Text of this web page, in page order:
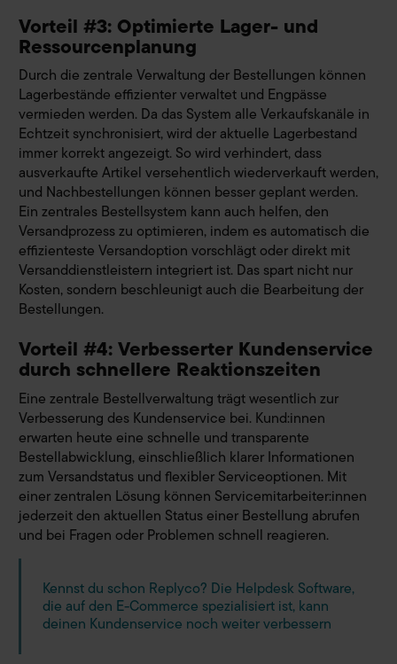
Vorteil #3: Optimierte Lager- und
Ressourcenplanung
Durch die zentrale Verwaltung der Bestellungen können
Lagerbestände effizienter verwaltet und Engpässe
vermieden werden. Da das System alle Verkaufskanäle in
Echtzeit synchronisiert, wird der aktuelle Lagerbestand
immer korrekt angezeigt. So wird verhindert, dass
ausverkaufte Artikel versehentlich wiederverkauft werden,
und Nachbestellungen können besser geplant werden.
Ein zentrales Bestellsystem kann auch helfen, den
Versandprozess zu optimieren, indem es automatisch die
effizienteste Versandoption vorschlägt oder direkt mit
Versanddienstleistern integriert ist. Das spart nicht nur
Kosten, sondern beschleunigt auch die Bearbeitung der
Bestellungen.
Vorteil #4: Verbesserter Kundenservice
durch schnellere Reaktionszeiten
Eine zentrale Bestellverwaltung trägt wesentlich zur
Verbesserung des Kundenservice bei. Kund:innen
erwarten heute eine schnelle und transparente
Bestellabwicklung, einschließlich klarer Informationen
zum Versandstatus und flexibler Serviceoptionen. Mit
einer zentralen Lösung können Servicemitarbeiter:innen
jederzeit den aktuellen Status einer Bestellung abrufen
und bei Fragen oder Problemen schnell reagieren.
Kennst du schon Replyco? Die Helpdesk Software,
die auf den E-Commerce spezialisiert ist, kann
deinen Kundenservice noch weiter verbessern